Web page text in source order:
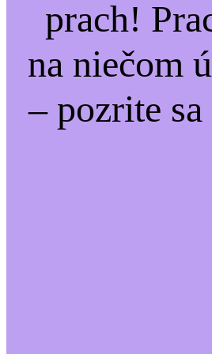
prach!
na niečom
– pozrite